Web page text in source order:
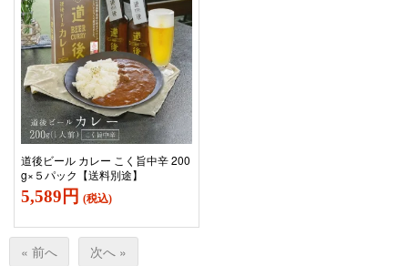
道後ビール カレー こく旨中辛 200
g×５パック【送料別途】
5,589円 (税込)
« 前へ
次へ »